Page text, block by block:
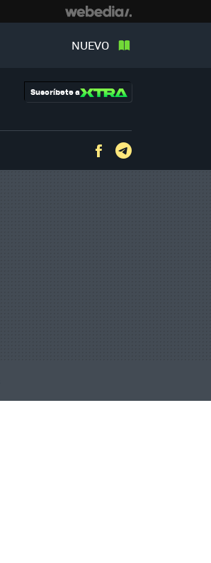
NUEVO
Suscríbete a
Facebook